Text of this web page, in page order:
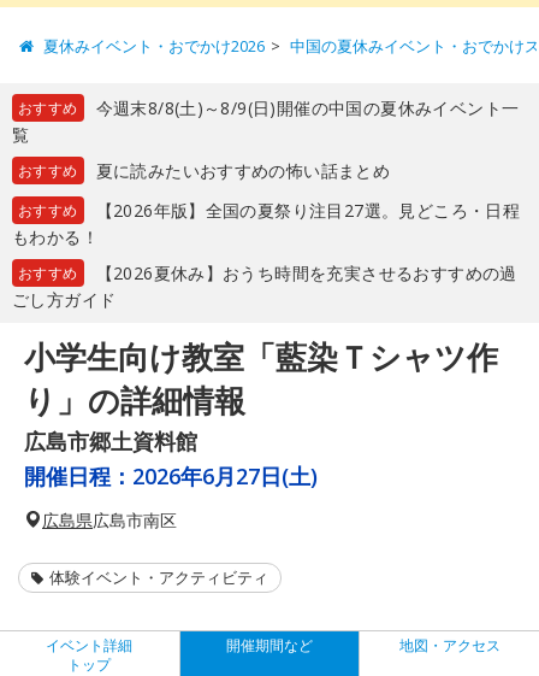
夏休みイベント・おでかけ2026 中国の夏休みイベント・おでかけ
おすすめ
今週末8/8(土)～8/9(日)開催の中国の夏休みイベント一
覧
おすすめ 夏に読みたいおすすめの怖い話まとめ
おすすめ
【2026年版】全国の夏祭り注目27選。見どころ・日程
もわかる！
おすすめ
【2026夏休み】おうち時間を充実させるおすすめの過
ごし方ガイド
小学生向け教室「藍染Ｔシャツ作
り」の詳細情報
広島市郷土資料館
開催日程： 2026年6月27日(土)
広島県広島市南区
体験イベント・アクティビティ
イベント詳細
トップ
開催期間など 地図・アクセス